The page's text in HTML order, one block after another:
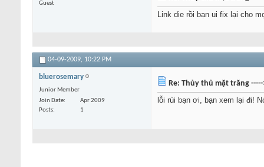
Guest
Link die rồi bạn ui fix lại cho
04-09-2009, 10:22 PM
bluerosemary
Junior Member
Join Date
Apr 2009
Posts
1
Re: Thủy thủ mặt trăng
lỗi rùi bạn ơi, bạn xem lại đi!